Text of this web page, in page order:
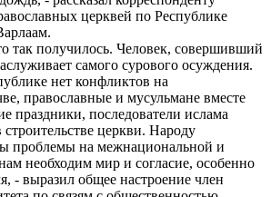
церквей по Республике
так получилось. Человек, совершивший
самого сурового осуждения.
нет конфликтов на
православные и мусульмане вместе
праздники, последователи ислама
церкви. Народу
проблемы на межнациональной и
необходим мир и согласие, особенно
- выразил общее настроение член